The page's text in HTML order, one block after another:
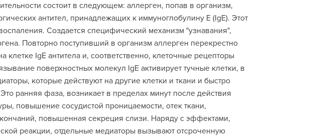
состоит в следующем: аллерген, попав в организм,
антител, принадлежащих к иммуноглобулину Е (IgE). Этот
Создается специфический механизм "узнавания",
Повторно поступивший в организм аллерген перекрестно
IgE антитела и, соответственно, клеточные рецепторы
поверхностных молекул IgE активирует тучные клетки, в
которые действуют на другие клетки и ткани и быстро
ранняя фаза, возникает в пределах минут после действия
повышение сосудистой проницаемости, отек ткани,
повышенная секреция слизи. Наряду с эффектами,
реакции, отдельные медиаторы вызывают отсроченную